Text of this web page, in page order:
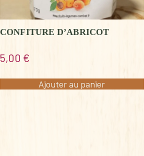
CONFITURE D’ABRICOT
5,00 €
Ajouter au panier